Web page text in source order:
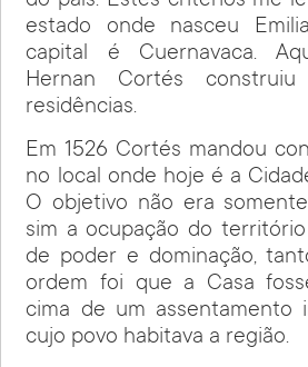
estado onde nasceu
capital é Cuernavaca.
Hernan Cortés
residências.
Em 1526 Cortés mandou
no local onde hoje é a
O objetivo não era
sim a ocupação do
de poder e dominação,
ordem foi que a Casa
cima de um assentamento
cujo povo habitava a região.